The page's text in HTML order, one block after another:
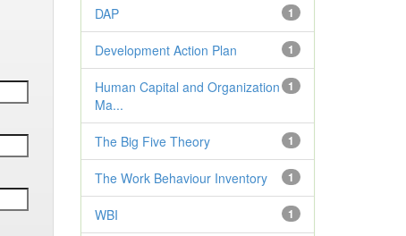
1
DAP
1
Development Action Plan
1
Human Capital and Organization
Ma...
1
The Big Five Theory
1
The Work Behaviour Inventory
1
WBI